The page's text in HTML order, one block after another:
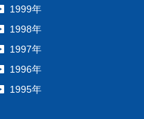
1999年
1998年
1997年
1996年
1995年